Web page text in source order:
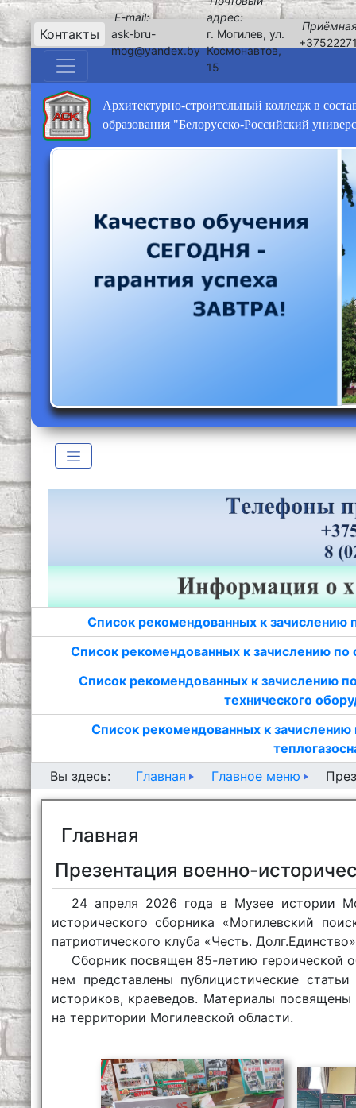
Контакты
E-mail:
ask-bru-
mog@yandex.by
адрес:
г. Могилев, ул.
Космонавтов,
15
Архитектурно-строительный колледж в
образования "Белорусско-Российский
Список рекомендованных к зачислению
Список рекомендованных к зачислению
Список рекомендованных к зачислению
технического
Список рекомендованных к
Вы здесь:
Главная Главное меню
Главная
Презентация военно-
24 апреля 2026 года в Музее истории
исторического сборника «Могилевский
патриотического клуба «Честь.
Сборник посвящен 85-летию героической
нем представлены публицистические
историков, краеведов. Материалы
на территории Могилевской области.